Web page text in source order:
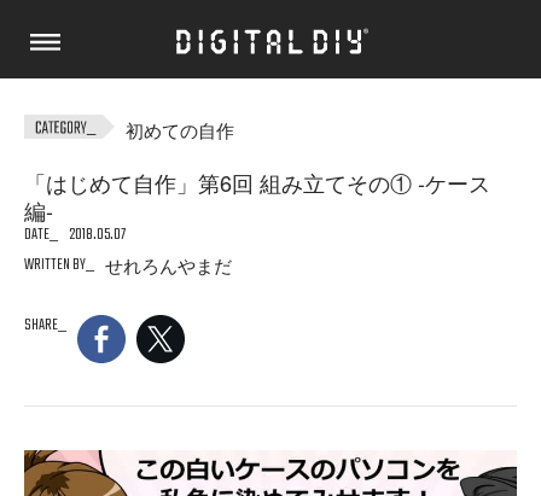
初めての自作
「はじめて自作」第6回 組み立てその① -ケース
編-
DATE
2018.05.07
WRITTEN BY
せれろんやまだ
SHARE